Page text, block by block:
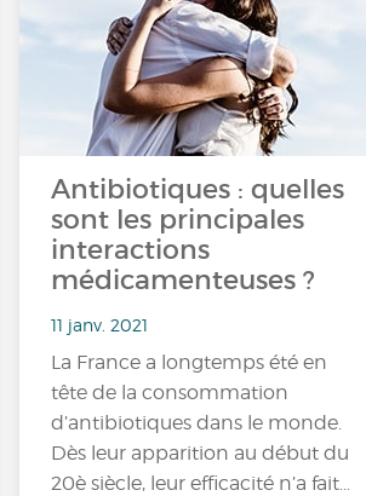
Antibiotiques : quelles
sont les principales
interactions
médicamenteuses ?
11 janv. 2021
La France a longtemps été en
tête de la consommation
d’antibiotiques dans le monde.
Dès leur apparition au début du
20è siècle, leur efficacité n’a fait…